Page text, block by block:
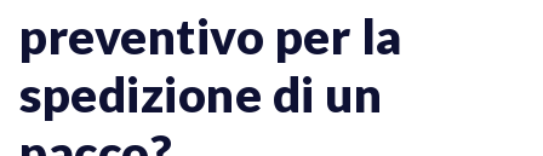
preventivo per la
spedizione di un